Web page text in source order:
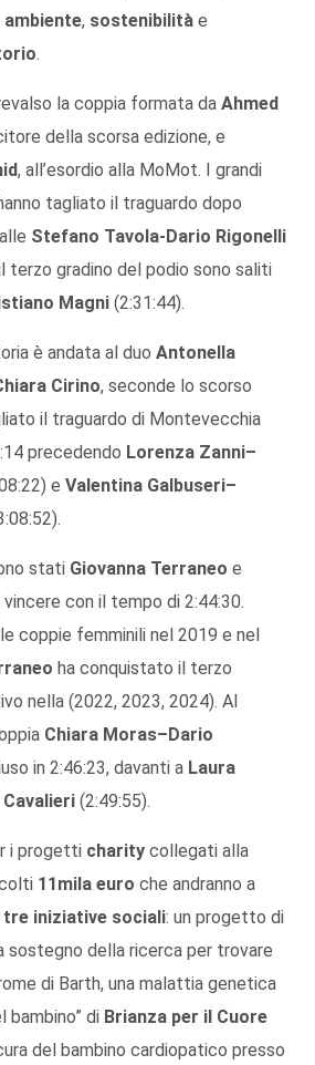
ambiente, sostenibilità e
.
la coppia formata da Ahmed
della scorsa edizione, e
, all’esordio alla MoMot. I grandi
tagliato il traguardo dopo
Stefano Tavola-Dario Rigonelli
terzo gradino del podio sono saliti
Magni (2:31:44).
è andata al duo Antonella
Cirino, seconde lo scorso
il traguardo di Montevecchia
precedendo Lorenza Zanni–
e Valentina Galbuseri–
stati Giovanna Terraneo e
vincere con il tempo di 2:44:30.
coppie femminili nel 2019 e nel
ha conquistato il terzo
nella (2022, 2023, 2024). Al
Chiara Moras– Dario
in 2:46:23, davanti a Laura
(2:49:55).
i progetti charity collegati alla
11mila euro che andranno a
tre iniziative sociali: un progetto di
sostegno della ricerca per trovare
di Barth, una malattia genetica
bambino” di Brianza per il Cuore
del bambino cardiopatico presso